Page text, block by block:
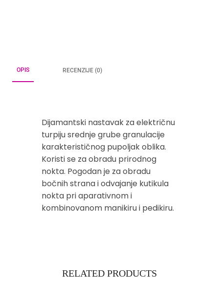
OPIS RECENZIJE (0)
Dijamantski nastavak za električnu
turpiju srednje grube granulacije
karakterističnog pupoljak oblika.
Koristi se za obradu prirodnog
nokta. Pogodan je za obradu
bočnih strana i odvajanje kutikula
nokta pri aparativnom i
kombinovanom manikiru i pedikiru.
RELATED PRODUCTS